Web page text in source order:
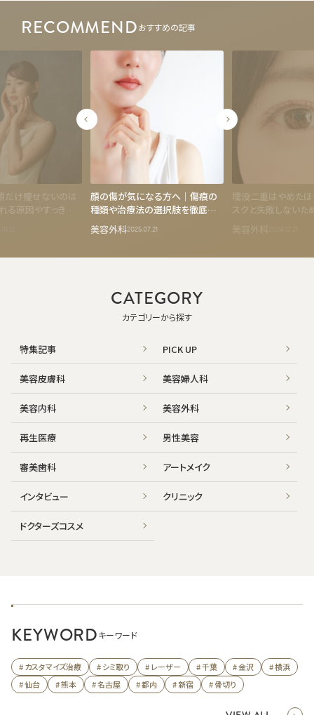
RECOMMENDおすすめの記事
だけ痩せないのは
る原因やすっきり
顔の傷が気になる方へ｜傷痕の
種類や治療法の選択肢を徹底解
説
美容外科2025.07.21
埋没二重はやめたほ
スクと失敗しないた
美容外科
CATEGORY
カテゴリーから探す
特集記事 PICK UP
美容皮膚科 美容婦人科
美容内科 美容外科
再生医療 男性美容
審美歯科 アートメイク
インタビュー クリニック
ドクターズコスメ
KEYWORDキーワード
# カスタマイズ治療 # シミ取り # レーザー # 千葉 # 金沢
# 横浜
# 仙台
# 熊本 # 名古屋 # 都内 # 新宿 # 骨切り